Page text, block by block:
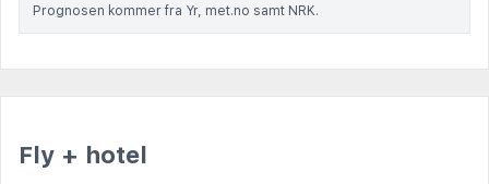
Prognosen kommer fra Yr, met.no samt NRK.
Fly + hotel